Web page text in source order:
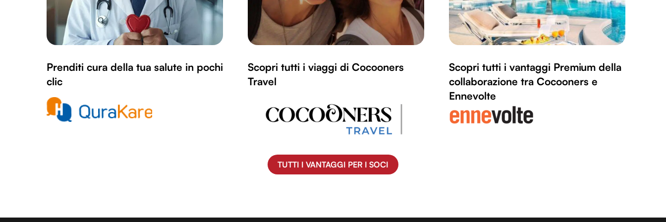
Prenditi cura della tua salute in pochi
clic
Scopri tutti i viaggi di Cocooners
Travel
Scopri tutti i vantaggi Premium della
collaborazione tra Cocooners e
Ennevolte
TUTTI I VANTAGGI PER I SOCI